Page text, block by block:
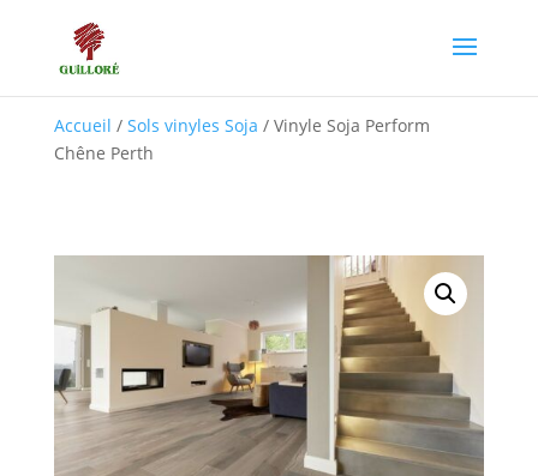
Accueil / Sols vinyles Soja / Vinyle Soja Perform
Chêne Perth